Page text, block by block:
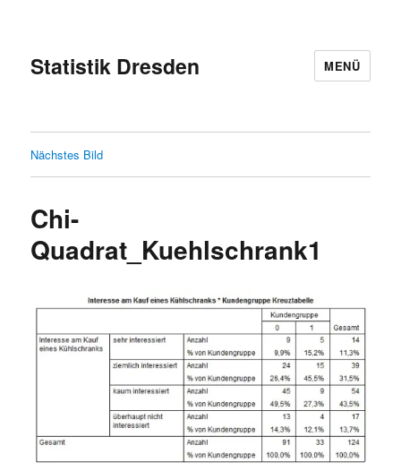
Statistik Dresden MENÜ
Nächstes Bild
Chi-
Quadrat_Kuehlschrank1